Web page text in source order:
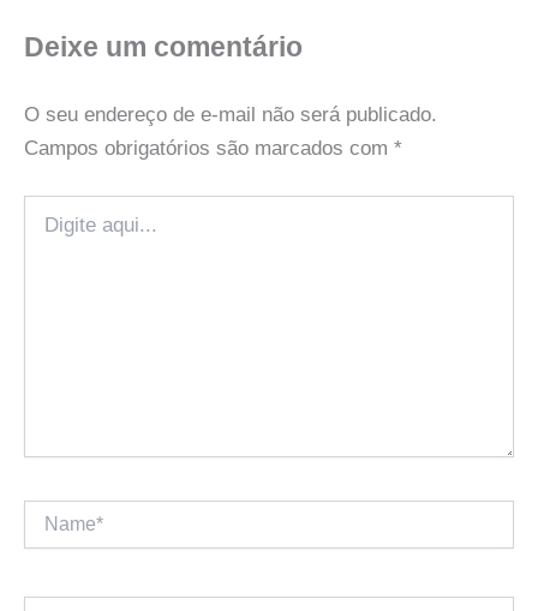
Deixe um comentário
O seu endereço de e-mail não será publicado.
Campos obrigatórios são marcados com *
aqui...